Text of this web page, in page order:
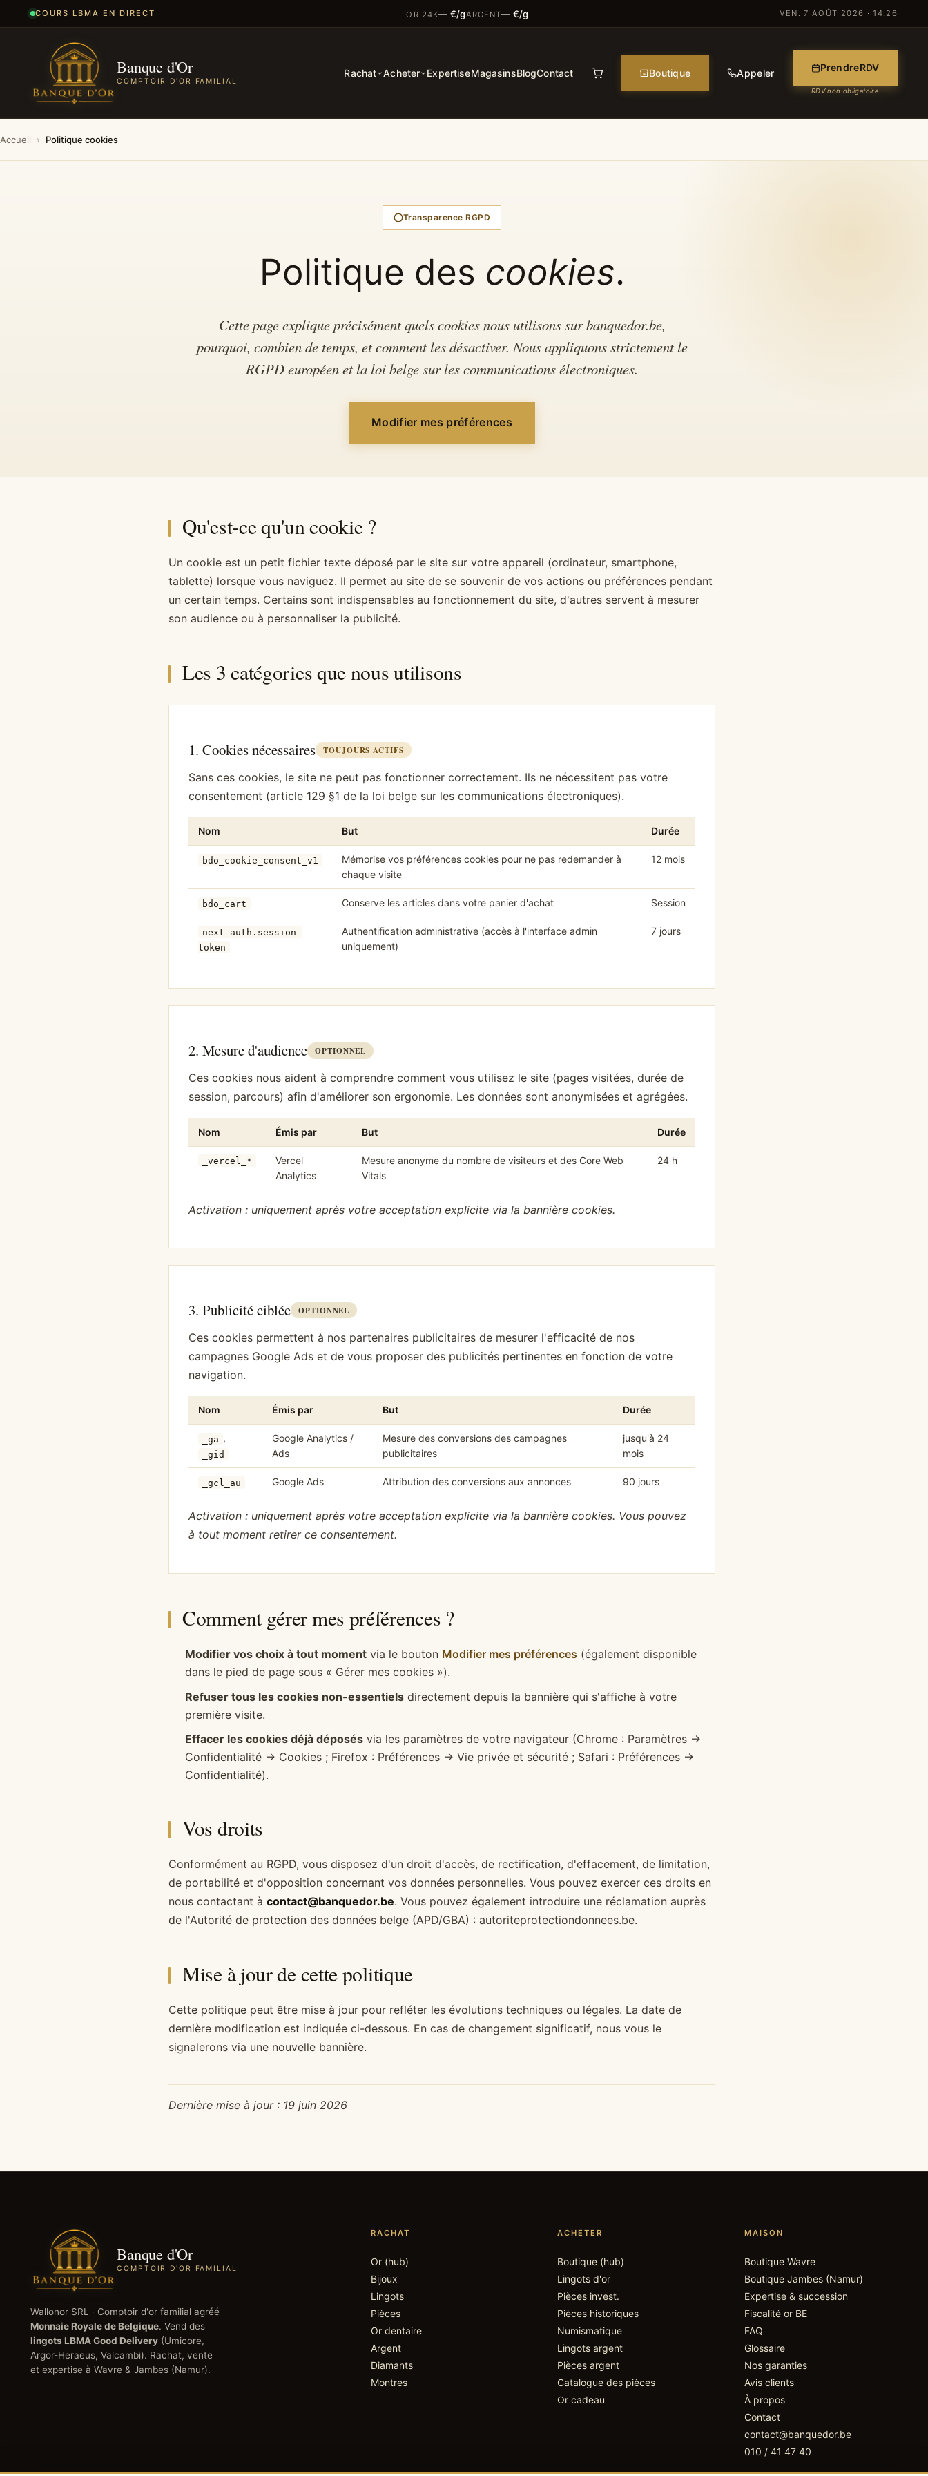
COURS LBMA EN DIRECT OR 24K— €/gARGENT— €/g VEN. 7 AOÛT 2026 · 14:26
Banque d'Or
COMPTOIR D'OR FAMILIAL
Rachat Acheter ExpertiseMagasinsBlogContact Boutique Appeler PrendreRDV
RDV non obligatoire
Accueil › Politique cookies
Transparence RGPD
Politique des cookies.
Cette page explique précisément quels cookies nous utilisons sur banquedor.be,
pourquoi, combien de temps, et comment les désactiver. Nous appliquons strictement le
RGPD européen et la loi belge sur les communications électroniques.
Modifier mes préférences
Qu'est-ce qu'un cookie ?
Un cookie est un petit fichier texte déposé par le site sur votre appareil (ordinateur, smartphone,
tablette) lorsque vous naviguez. Il permet au site de se souvenir de vos actions ou préférences pendant
un certain temps. Certains sont indispensables au fonctionnement du site, d'autres servent à mesurer
son audience ou à personnaliser la publicité.
Les 3 catégories que nous utilisons
1. Cookies nécessaires TOUJOURS ACTIFS
Sans ces cookies, le site ne peut pas fonctionner correctement. Ils ne nécessitent pas votre
consentement (article 129 §1 de la loi belge sur les communications électroniques).
Nom But Durée
bdo_cookie_consent_v1
Mémorise vos préférences cookies pour ne pas redemander à
chaque visite
12 mois
bdo_cart Conserve les articles dans votre panier d'achat Session
next-auth.session-
token
Authentification administrative (accès à l'interface admin
uniquement)
7 jours
2. Mesure d'audience OPTIONNEL
Ces cookies nous aident à comprendre comment vous utilisez le site (pages visitées, durée de
session, parcours) afin d'améliorer son ergonomie. Les données sont anonymisées et agrégées.
Nom Émis par But Durée
_vercel_*
Vercel
Analytics
Mesure anonyme du nombre de visiteurs et des Core Web
Vitals
24 h
Activation : uniquement après votre acceptation explicite via la bannière cookies.
3. Publicité ciblée OPTIONNEL
Ces cookies permettent à nos partenaires publicitaires de mesurer l'efficacité de nos
campagnes Google Ads et de vous proposer des publicités pertinentes en fonction de votre
navigation.
Nom Émis par But Durée
_ga ,
_gid
Google Analytics /
Ads
Mesure des conversions des campagnes
publicitaires
jusqu'à 24
mois
_gcl_au Google Ads Attribution des conversions aux annonces 90 jours
Activation : uniquement après votre acceptation explicite via la bannière cookies. Vous pouvez
à tout moment retirer ce consentement.
Comment gérer mes préférences ?
Modifier vos choix à tout moment via le bouton Modifier mes préférences (également disponible
dans le pied de page sous « Gérer mes cookies »).
Refuser tous les cookies non-essentiels directement depuis la bannière qui s'affiche à votre
première visite.
Effacer les cookies déjà déposés via les paramètres de votre navigateur (Chrome : Paramètres →
Confidentialité → Cookies ; Firefox : Préférences → Vie privée et sécurité ; Safari : Préférences →
Confidentialité).
Vos droits
Conformément au RGPD, vous disposez d'un droit d'accès, de rectification, d'effacement, de limitation,
de portabilité et d'opposition concernant vos données personnelles. Vous pouvez exercer ces droits en
nous contactant à contact@banquedor.be. Vous pouvez également introduire une réclamation auprès
de l'Autorité de protection des données belge (APD/GBA) : autoriteprotectiondonnees.be.
Mise à jour de cette politique
Cette politique peut être mise à jour pour refléter les évolutions techniques ou légales. La date de
dernière modification est indiquée ci-dessous. En cas de changement significatif, nous vous le
signalerons via une nouvelle bannière.
Dernière mise à jour : 19 juin 2026
Banque d'Or
COMPTOIR D'OR FAMILIAL
Wallonor SRL
· Comptoir d'or familial agréé
Monnaie Royale de Belgique. Vend des
lingots LBMA Good Delivery (Umicore,
Argor-Heraeus, Valcambi). Rachat, vente
et expertise à Wavre & Jambes (Namur).
RACHAT
Or (hub)
Bijoux
Lingots
Pièces
Or dentaire
Argent
Diamants
Montres
ACHETER
Boutique (hub)
Lingots d'or
Pièces invest.
Pièces historiques
Numismatique
Lingots argent
Pièces argent
Catalogue des pièces
Or cadeau
MAISON
Boutique Wavre
Boutique Jambes (Namur)
Expertise & succession
Fiscalité or BE
FAQ
Glossaire
Nos garanties
Avis clients
À propos
Contact
contact@banquedor.be
010 / 41 47 40